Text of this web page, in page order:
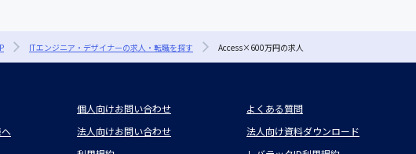
ITエンジニア・デザイナーの求人・転職を探す Access×600万円の求人
個人向けお問い合わせ
よくある質問
法人向けお問い合わせ
法人向け資料ダウンロード